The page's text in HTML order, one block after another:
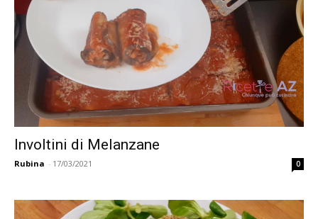
Involtini di Melanzane
Rubina - 17/03/2021 0